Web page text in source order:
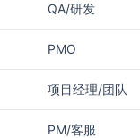
QA/研发
PMO
项目经理/团队
PM/客服